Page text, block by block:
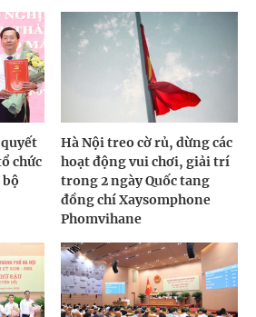
chức
bộ
Hà Nội treo cờ rủ, dừng các
hoạt động vui chơi, giải trí
trong 2 ngày Quốc tang
đồng chí Xaysomphone
Phomvihane